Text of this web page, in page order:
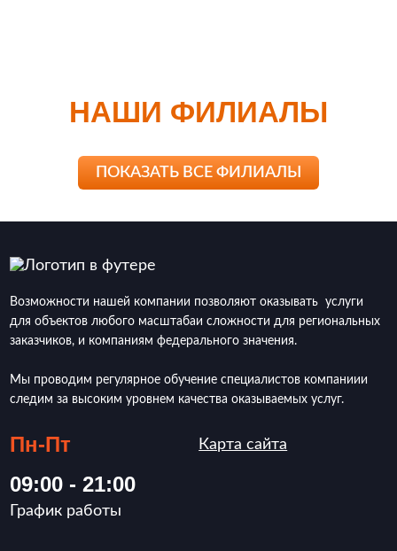
НАШИ ФИЛИАЛЫ
ПОКАЗАТЬ ВСЕ ФИЛИАЛЫ
Возможности нашей компании позволяют оказывать услуги
для объектов любого масштабаи сложности для региональных
заказчиков, и компаниям федерального значения.
Мы проводим регулярное обучение специалистов компаниии
следим за высоким уровнем качества оказываемых услуг.
Пн-Пт
09:00 - 21:00
График работы
Карта сайта